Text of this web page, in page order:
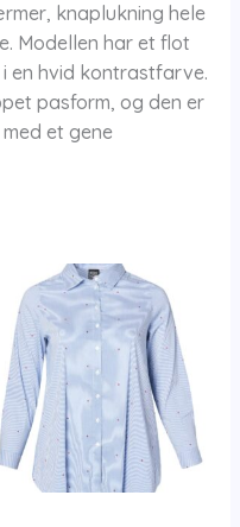
knaplukning hele
Modellen har et flot
en hvid kontrastfarve.
pasform, og den er
et gene